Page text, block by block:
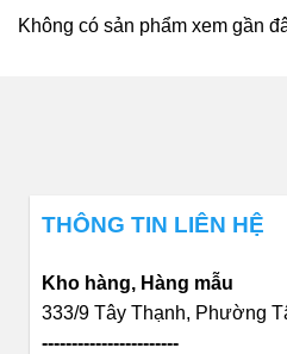
Không có sản phẩm xem gần
THÔNG TIN LIÊN HỆ
Kho hàng, Hàng mẫu
333/9 Tây Thạnh, Phường
-----------------------